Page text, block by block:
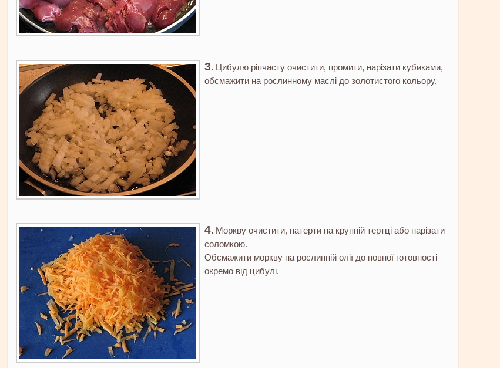
Цибулю ріпчасту очистити, промити, нарізати кубиками,
обсмажити на рослинному маслі до золотистого кольору.
Моркву очистити, натерти на крупній тертці або нарізати
соломкою.
Обсмажити моркву на рослинній олії до повної готовності
окремо від цибулі.